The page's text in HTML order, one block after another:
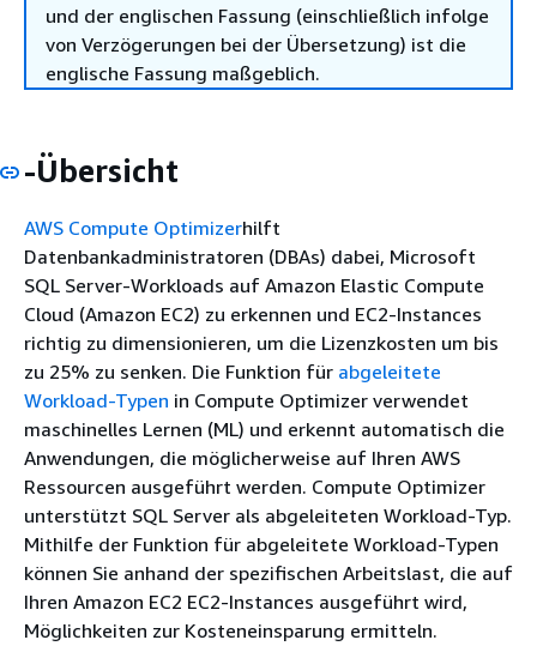
und der englischen Fassung (einschließlich infolge
von Verzögerungen bei der Übersetzung) ist die
englische Fassung maßgeblich.
-Übersicht
AWS Compute Optimizerhilft
Datenbankadministratoren (DBAs) dabei, Microsoft
SQL Server-Workloads auf Amazon Elastic Compute
Cloud (Amazon EC2) zu erkennen und EC2-Instances
richtig zu dimensionieren, um die Lizenzkosten um bis
zu 25% zu senken. Die Funktion für abgeleitete
Workload-Typen in Compute Optimizer verwendet
maschinelles Lernen (ML) und erkennt automatisch die
Anwendungen, die möglicherweise auf Ihren AWS
Ressourcen ausgeführt werden. Compute Optimizer
unterstützt SQL Server als abgeleiteten Workload-Typ.
Mithilfe der Funktion für abgeleitete Workload-Typen
können Sie anhand der spezifischen Arbeitslast, die auf
Ihren Amazon EC2 EC2-Instances ausgeführt wird,
Möglichkeiten zur Kosteneinsparung ermitteln.